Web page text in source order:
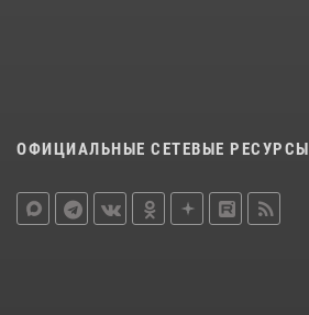
ОФИЦИАЛЬНЫЕ СЕТЕВЫЕ РЕСУРСЫ